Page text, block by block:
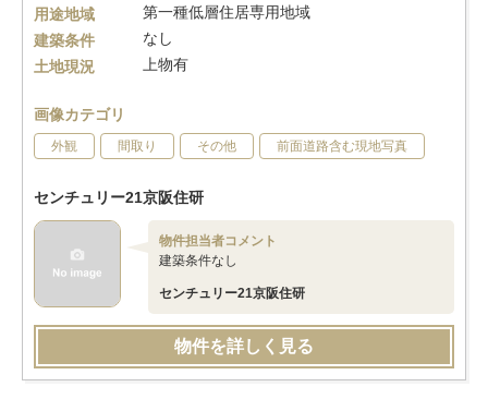
用途地域
第一種低層住居専用地域
建築条件
なし
土地現況
上物有
画像カテゴリ
外観 間取り その他 前面道路含む現地写真
センチュリー21京阪住研
物件担当者コメント
建築条件なし
センチュリー21京阪住研
物件を詳しく見る